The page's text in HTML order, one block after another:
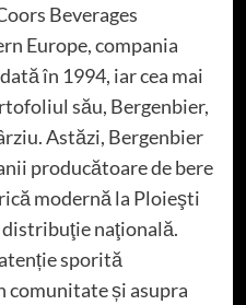
Beverages
Europe, compania
în 1994, iar cea mai
său, Bergenbier,
Astăzi, Bergenbier
producătoare de bere
modernă la Ploieşti
naţională.
sporită
comunitate și asupra